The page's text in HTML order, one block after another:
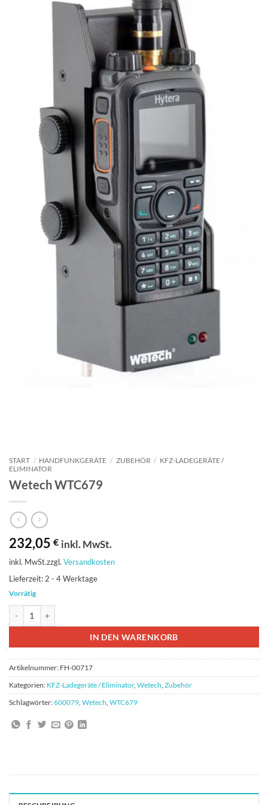
START / HANDFUNKGERÄTE / ZUBEHÖR / KFZ-LADEGERÄT​​E /
ELIMINATOR
Wetech WTC679
232,05 € inkl. MwSt.
inkl. MwSt.zzgl. Versandkosten
Lieferzeit:2 - 4 Werktage
Vorrätig
IN DEN WARENKORB
Artikelnummer: FH-00717
Kategorien: KFZ-Ladegerät​​e / Eliminator, Wetech Zubehör
Schlagwörter:600079 Wetech WTC679